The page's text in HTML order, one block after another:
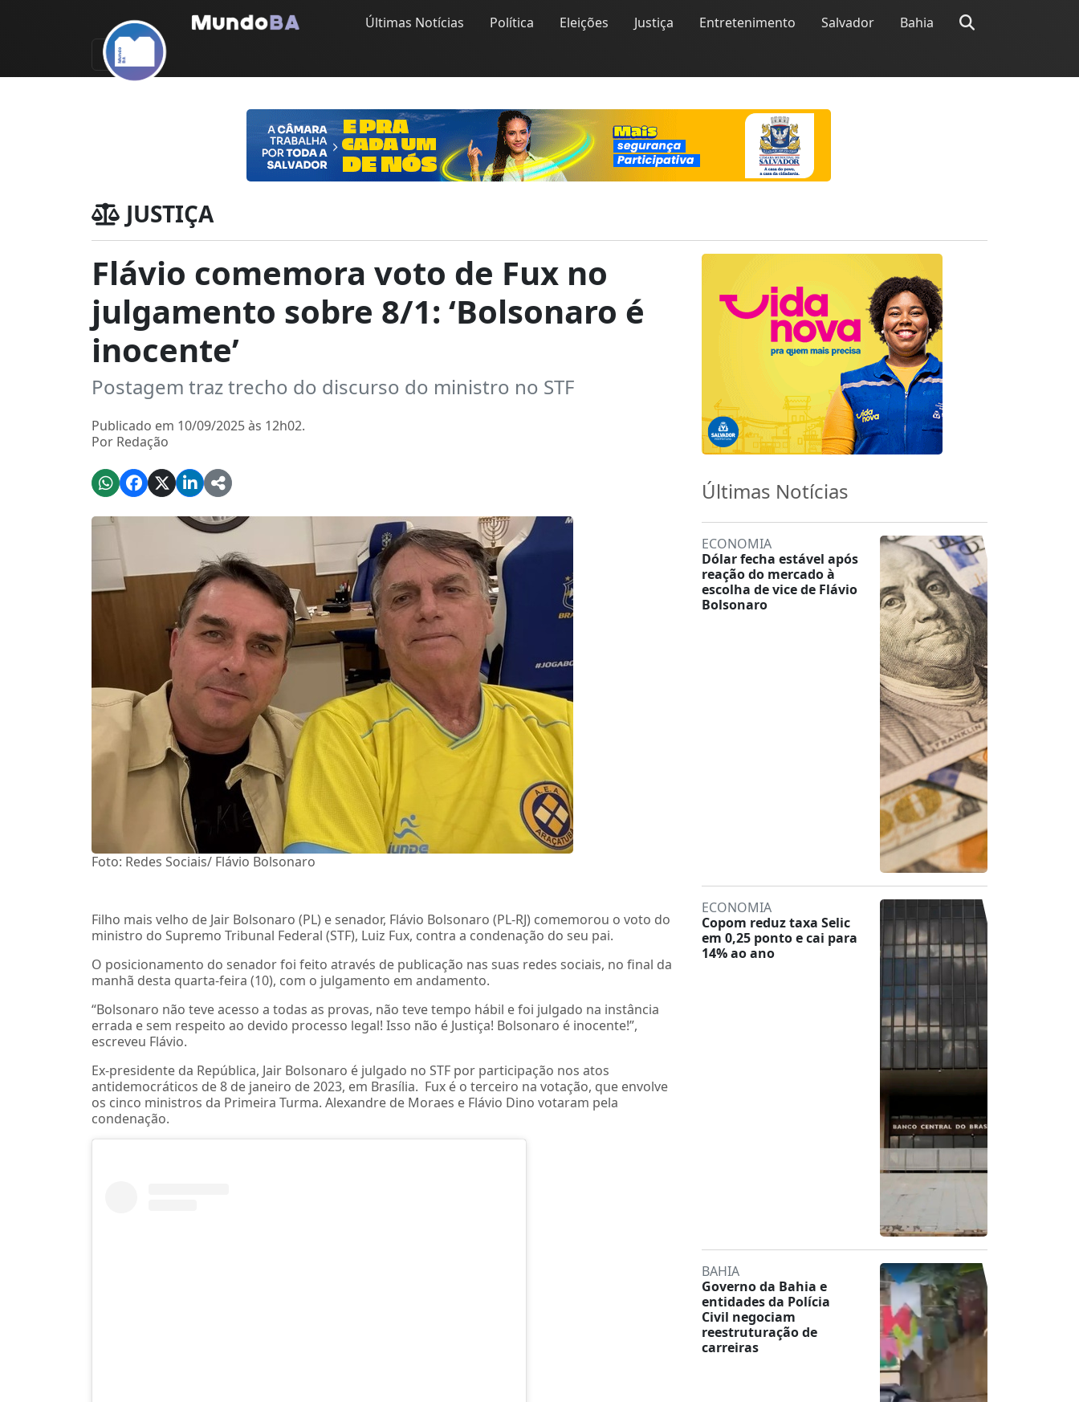
Últimas Notícias Política Eleições Justiça Entretenimento Salvador Bahia
JUSTIÇA
Flávio comemora voto de Fux no
julgamento sobre 8/1: ‘Bolsonaro é
inocente’
Postagem traz trecho do discurso do ministro no STF
Publicado em 10/09/2025 às 12h02.
Por Redação
Foto: Redes Sociais/ Flávio Bolsonaro
Filho mais velho de Jair Bolsonaro (PL) e senador, Flávio Bolsonaro (PL-RJ) comemorou o voto do
ministro do Supremo Tribunal Federal (STF), Luiz Fux, contra a condenação do seu pai.
O posicionamento do senador foi feito através de publicação nas suas redes sociais, no final da
manhã desta quarta-feira (10), com o julgamento em andamento.
“Bolsonaro não teve acesso a todas as provas, não teve tempo hábil e foi julgado na instância
errada e sem respeito ao devido processo legal! Isso não é Justiça! Bolsonaro é inocente!”,
escreveu Flávio.
Ex-presidente da República, Jair Bolsonaro é julgado no STF por participação nos atos
antidemocráticos de 8 de janeiro de 2023, em Brasília. Fux é o terceiro na votação, que envolve
os cinco ministros da Primeira Turma. Alexandre de Moraes e Flávio Dino votaram pela
condenação.
Últimas Notícias
ECONOMIA
Dólar fecha estável após
reação do mercado à
escolha de vice de Flávio
Bolsonaro
ECONOMIA
Copom reduz taxa Selic
em 0,25 ponto e cai para
14% ao ano
BAHIA
Governo da Bahia e
entidades da Polícia
Civil negociam
reestruturação de
carreiras